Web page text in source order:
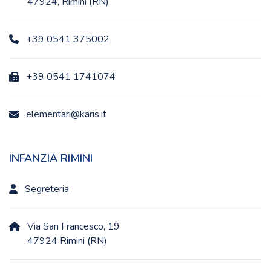
+39 0541 375002
+39 0541 1741074
elementari@karis.it
INFANZIA RIMINI
Segreteria
Via San Francesco, 19
47924 Rimini (RN)